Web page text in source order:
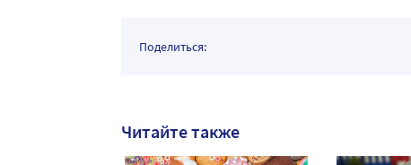
Поделиться:
Читайте также